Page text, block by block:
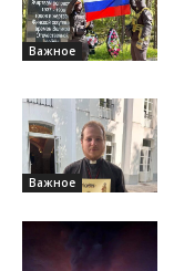
Важное
Важное